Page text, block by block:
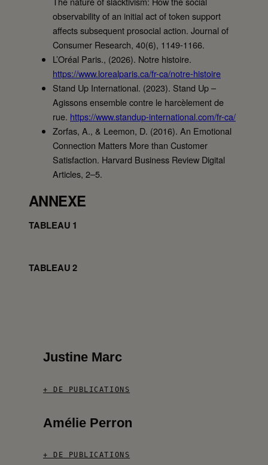
observability of an initial act of token support
affects subsequent prosocial action. Journal of
Consumer Research, 40(6), 1149-1166.
L’Oréal Paris., (2026). Notre histoire.
https://www.lorealparis.ca/fr-ca/notre-histoire
Stand Up International. (2023). Stand Up –
Agissons ensemble contre le harcèlement de
rue. https://www.standup-international.com/fr-ca/
Zorfas, A., & Leemon, D. (2016). An Emotional
Connection Matters More than Customer
Satisfaction. Harvard Business Review Digital
Articles, 2–5.
ANNEXE
TABLEAU 1
TABLEAU 2
Justine Marc
+ DE PUBLICATIONS
Amélie Perron
+ DE PUBLICATIONS